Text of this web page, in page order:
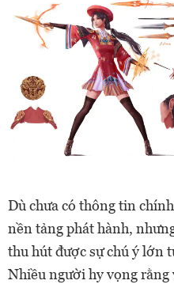
Dù chưa có thông tin
nền tảng phát hành,
thu hút được sự chú ý lớn
Nhiều người hy vọng